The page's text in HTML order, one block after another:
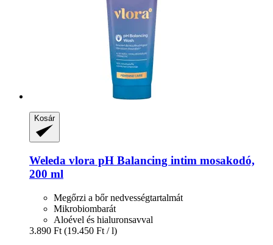
Kosár
Weleda vlora pH Balancing intim mosakodó,
200 ml
Megőrzi a bőr nedvességtartalmát
Mikrobiombarát
Aloével és hialuronsavval
3.890 Ft (19.450 Ft / l)